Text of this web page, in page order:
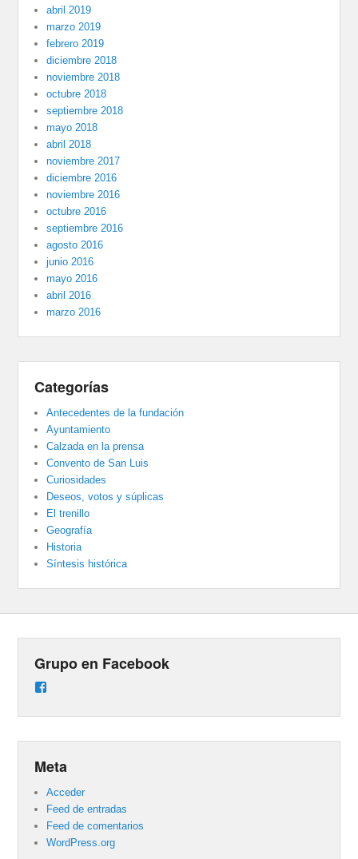
abril 2019
marzo 2019
febrero 2019
diciembre 2018
noviembre 2018
octubre 2018
septiembre 2018
mayo 2018
abril 2018
noviembre 2017
diciembre 2016
noviembre 2016
octubre 2016
septiembre 2016
agosto 2016
junio 2016
mayo 2016
abril 2016
marzo 2016
Categorías
Antecedentes de la fundación
Ayuntamiento
Calzada en la prensa
Convento de San Luis
Curiosidades
Deseos, votos y súplicas
El trenillo
Geografía
Historia
Síntesis histórica
Grupo en Facebook
Meta
Acceder
Feed de entradas
Feed de comentarios
WordPress.org